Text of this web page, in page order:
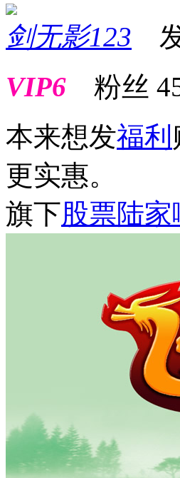
剑无影123
VIP6 粉丝
本来想发福利
更实惠。
旗下股票陆家